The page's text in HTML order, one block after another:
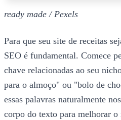
ready made / Pexels
Para que seu site de receitas
SEO é fundamental. Comece
chave relacionadas ao seu
para o almoço" ou "bolo de
essas palavras naturalmente
corpo do texto para melhorar o